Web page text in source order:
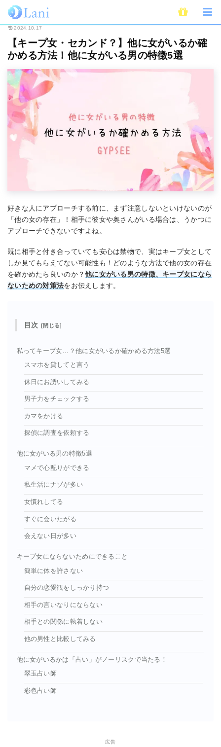
ホーム 恋愛 【キープ女・セカンド？】他に女がいるか確かめる方法！他
2024.10.17
【キープ女・セカンド？】他に女がいるか確
かめる方法！他に女がいる男の特徴5選
好きな人にアプローチする前に、まず注意しないといけないのが
「他の女の存在」！相手に彼女や奥さんがいる場合は、うかつに
アプローチできないですよね。
既に相手と付き合っていても安心は禁物で、実はキープ女として
しか見てもらえてない可能性も！どのような方法で他の女の存在
を確かめたら良いのか？他に女がいる男の特徴、キープ女になら
ないための対策法をお伝えします。
目次
私ってキープ女…？他に女がいるか確かめる方法5選
スマホを貸してと言う
休日にお誘いしてみる
男子力をチェックする
カマをかける
探偵に調査を依頼する
他に女がいる男の特徴5選
マメで心配りができる
私生活にナゾが多い
女慣れしてる
すぐに会いたがる
会えない日が多い
キープ女にならないためにできること
簡単に体を許さない
自分の恋愛観をしっかり持つ
相手の言いなりにならない
相手との関係に執着しない
他の男性と比較してみる
他に女がいるかは「占い」がノーリスクで当たる！
翠玉占い師
彩色占い師
広告